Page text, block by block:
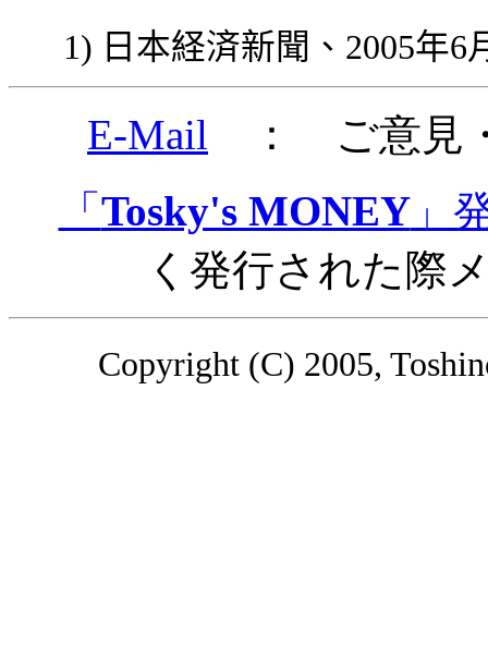
1) 日本経済新聞、 2005年6
E-Mail ： ご意見
「 Tosky's MONEY」
く発行された際
Copyright (C) 2005,